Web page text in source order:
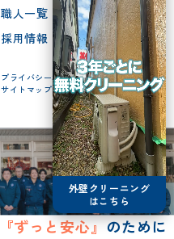
職人一覧
採用情報
プライバシーポリシー
サイトマップ
『ずっと安心』のために
外壁クリーニング
はこちら